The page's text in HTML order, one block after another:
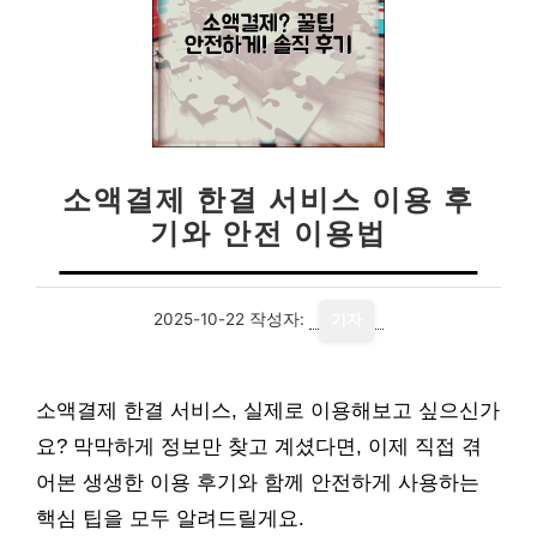
소액결제 한결 서비스 이용 후
기와 안전 이용법
2025-10-22 작성자:
소액결제 한결 서비스, 실제로 이용해보고 싶으신가
요? 막막하게 정보만 찾고 계셨다면, 이제 직접 겪
어본 생생한 이용 후기와 함께 안전하게 사용하는
핵심 팁을 모두 알려드릴게요.